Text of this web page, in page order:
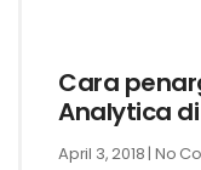
Cara
Analytica
April 3, 2018 No